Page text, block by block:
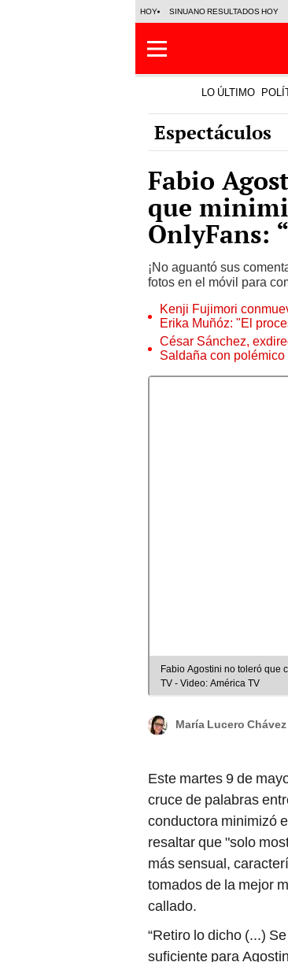
HOY SINUANO RESULTADOS HOY
LO ÚLTIMO
Espectáculos
Fabio
que
OnlyFans:
¡No aguantó sus
fotos en el móvil para
Kenji Fujimori
Erika Muñóz: "El
César Sánchez,
Saldaña con
Fabio Agostini no toleró que
TV - Video: América TV
María Lucero Chávez
Este martes 9 de
cruce de palabras
conductora minimizó
resaltar que "solo
más sensual,
tomados de la mejor
callado.
“Retiro lo dicho (...)
suficiente para